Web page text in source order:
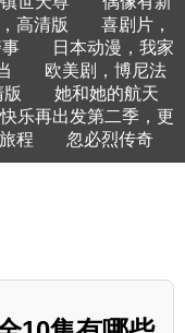
高清版
喜剧片，
日本动漫，我家
欧美剧，博尼法
她和她的航天
乐再出发第二季，更
程 忽必烈传奇